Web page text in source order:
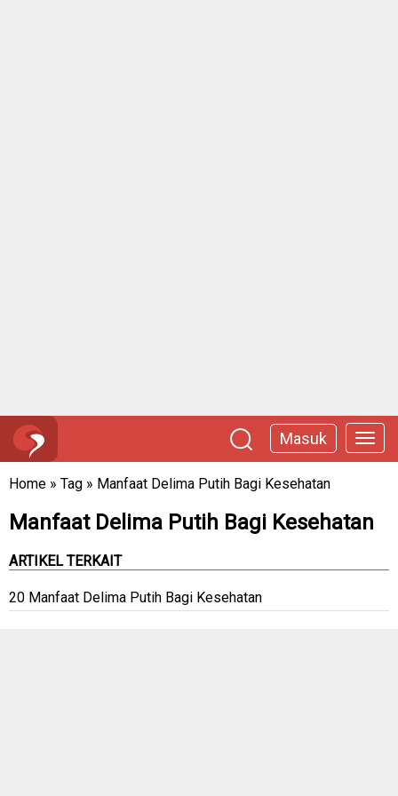
Masuk
Home » Tag » Manfaat Delima Putih Bagi Kesehatan
Manfaat Delima Putih Bagi Kesehatan
ARTIKEL TERKAIT
20 Manfaat Delima Putih Bagi Kesehatan